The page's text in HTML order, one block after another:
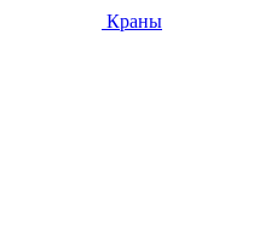
Краны